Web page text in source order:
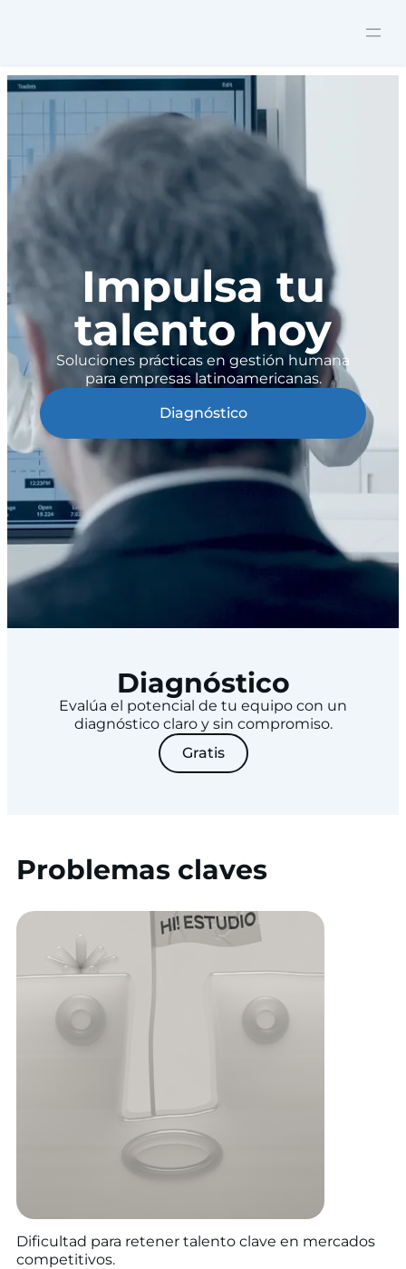
Impulsa tu
talento hoy
Soluciones prácticas en gestión humana
para empresas latinoamericanas.
Diagnóstico
Diagnóstico
Evalúa el potencial de tu equipo con un
diagnóstico claro y sin compromiso.
Gratis
Problemas claves
Dificultad para retener talento clave en mercados
competitivos.